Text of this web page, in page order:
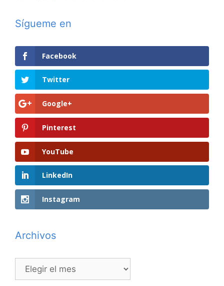
Sígueme en
Facebook
Twitter
Google+
Pinterest
YouTube
LinkedIn
Instagram
Archivos
Archivos